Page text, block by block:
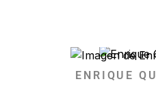
ENRIQUE